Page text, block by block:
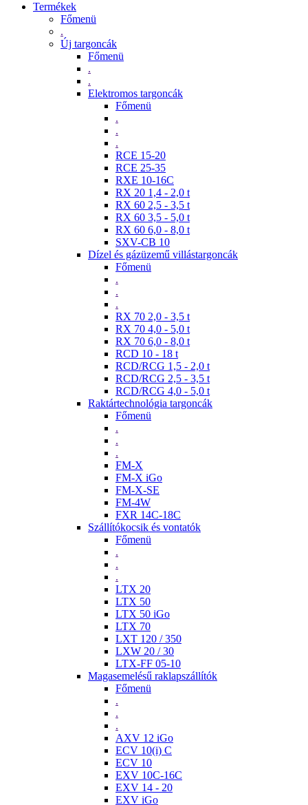
Termékek
Főmenü
.
Új targoncák
Főmenü
.
.
Elektromos targoncák
Főmenü
.
.
.
RCE 15-20
RCE 25-35
RXE 10-16C
RX 20 1,4 - 2,0 t
RX 60 2,5 - 3,5 t
RX 60 3,5 - 5,0 t
RX 60 6,0 - 8,0 t
SXV-CB 10
Dízel és gázüzemű villástargoncák
Főmenü
.
.
.
RX 70 2,0 - 3,5 t
RX 70 4,0 - 5,0 t
RX 70 6,0 - 8,0 t
RCD 10 - 18 t
RCD/RCG 1,5 - 2,0 t
RCD/RCG 2,5 - 3,5 t
RCD/RCG 4,0 - 5,0 t
Raktártechnológia targoncák
Főmenü
.
.
.
FM-X
FM-X iGo
FM-X-SE
FM-4W
FXR 14C-18C
Szállítókocsik és vontatók
Főmenü
.
.
.
LTX 20
LTX 50
LTX 50 iGo
LTX 70
LXT 120 / 350
LXW 20 / 30
LTX-FF 05-10
Magasemelésű raklapszállítók
Főmenü
.
.
.
AXV 12 iGo
ECV 10(i) C
ECV 10
EXV 10C-16C
EXV 14 - 20
EXV iGo